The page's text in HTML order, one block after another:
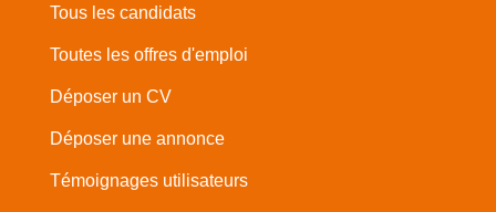
Tous les candidats
Toutes les offres d'emploi
Déposer un CV
Déposer une annonce
Témoignages utilisateurs